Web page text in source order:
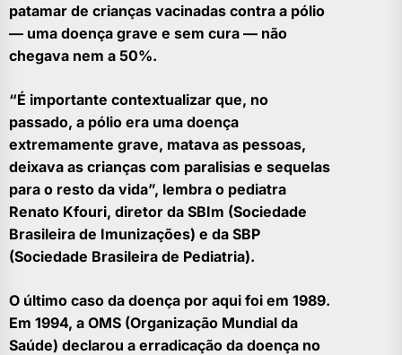
patamar de crianças vacinadas contra a pólio
— uma doença grave e sem cura — não
chegava nem a 50%.
“É importante contextualizar que, no
passado, a pólio era uma doença
extremamente grave, matava as pessoas,
deixava as crianças com paralisias e sequelas
para o resto da vida”, lembra o pediatra
Renato Kfouri, diretor da SBIm (Sociedade
Brasileira de Imunizações) e da SBP
(Sociedade Brasileira de Pediatria).
O último caso da doença por aqui foi em 1989.
Em 1994, a OMS (Organização Mundial da
Saúde) declarou a erradicação da doença no